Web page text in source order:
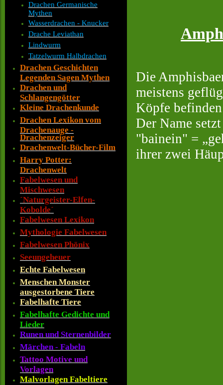
Drachen Germanische
Mythen
Wasserdrachen - Knucker
Drache Leviathan
Lindwurm
Tatzelwurm Halbdrachen
Drachen Geschichten
Legenden Sagen Mythen
Drachen und
Schlangengötter
Kleine Drachenkunde
Drachen Lexikon vom
Drachenauge -
Drachenzeiger
Drachenwelt-Bücher-Film
Harry Potter:
Drachenwelt
Fabelwesen und
Mischwesen
´Naturgeister-Elfen-
Kobolde´
Fabelwesen Lexikon
Mythologie Fabelwesen
Fabelwesen Phönix
Seeungeheuer
Echte Fabelwesen
Menschen Monster
ausgestorbene Tiere
Fabelhafte Tiere
Fabelhafte Gedichte und
Lieder
Runen und Sternenbilder
Märchen - Fabeln
Tattoo Motive und
Vorlagen
Malvorlagen Fabeltiere
Die
meistens
Köpfe befinden
Der Name
"bainein" =
ihrer zwei